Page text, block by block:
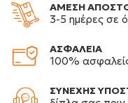
ΑΜΕΣΗ
3-5 ημέρες σε
ΑΣΦΑΛΕΙΑ
100%
ΣΥΝΕΧΗΣ